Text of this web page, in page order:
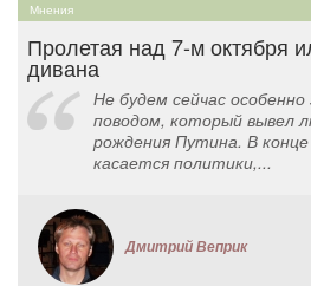
Мнения
Пролетая над 7-м октября
дивана
Не будем сейчас
поводом, который вывел
рождения Путина. В конце
касается политики,...
Дмитрий Веприк